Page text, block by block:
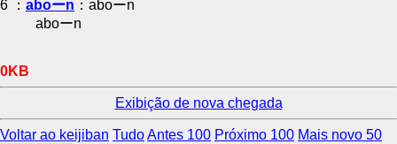
6 ： aboーn ：aboーn
aboーn
0KB
Exibição de nova chegada
Voltar ao keijiban TudoAntes 100 Próximo 100 Mais novo 50